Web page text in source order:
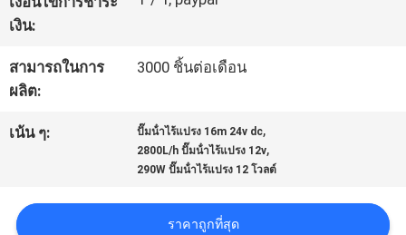
ติดต่อ
เรา
ข่าว
ขอ
เงิน:
สามารถในการ
ผลิต:
3000 ชิ้นต่อเดือน
เน้น ๆ: ปั๊มน้ําไร้แปรง 16m 24v dc,
2800L/h ปั๊มน้ําไร้แปรง 12v,
290W ปั๊มน้ําไร้แปรง 12 โวลต์
ราคาถูกที่สุด